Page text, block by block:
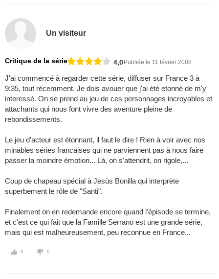
Un visiteur
Critique de la série 4,0 Publiée le 11 février 2008
J'ai commencé à regarder cette série, diffuser sur France 3 à
9:35, tout récemment. Je dois avouer que j'ai été etonné de m'y
interessé. On se prend au jeu de ces personnages incroyables et
attachants qui nous font vivre des aventure pleine de
rebondissements.
Le jeu d'acteur est étonnant, il faut le dire ! Rien à voir avec nos
minables séries francaises qui ne parviennent pas à nous faire
passer la moindre émotion... Là, on s'attendrit, on rigole,...
Coup de chapeau spécial à Jesùs Bonilla qui interprète
superbement le rôle de "Santi".
Finalement on en redemande encore quand l'épisode se termine,
et c'est ce qui fait que la Famille Serrano est une grande série,
mais qui est malheureusement, peu reconnue en France...
0 0